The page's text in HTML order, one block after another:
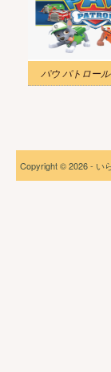
パウ パトロー
Copyright © 2026 - い